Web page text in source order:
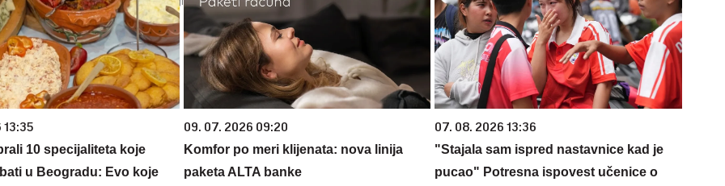
13:35
10 specijaliteta koje
u Beogradu: Evo koje
09. 07. 2026 09:20
Komfor po meri klijenata: nova linija
paketa ALTA banke
07. 08. 2026 13:36
"Stajala sam ispred nastavnice kad je
pucao" Potresna ispovest učenice o